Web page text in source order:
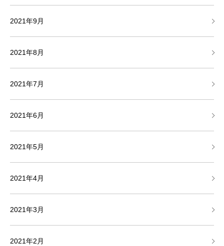
2021年9月
2021年8月
2021年7月
2021年6月
2021年5月
2021年4月
2021年3月
2021年2月